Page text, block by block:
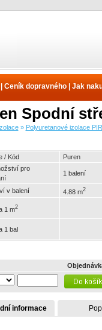
Ceník dopravného| Jak
Spodní
» Polyuretanové izolace
/ Kód
Puren
pro
1 balení
v balení 4.88 m2
1 m2
1 bal
informace